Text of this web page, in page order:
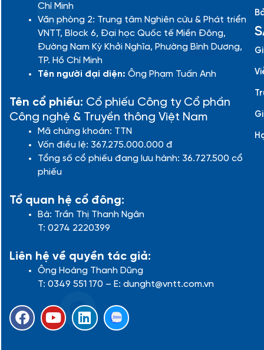
Chí Minh
Văn phòng 2: Trung tâm Nghiên cứu & Phát triển
VNTT, Block 6, Đại học Quốc tế Miền Đông,
Đường Nam Kỳ Khởi Nghĩa, Phường Bình Dương,
TP. Hồ Chí Minh
Tên người đại diện: Ông Phạm Tuấn Anh
Tên cổ phiếu: Cổ phiếu Công ty Cổ phần
Công nghệ & Truyền thông Việt Nam
Mã chứng khoán: TTN
Vốn điều lệ: 367.275.000.000 đ
Tổng số cổ phiếu đang lưu hành: 36.727.500 cổ
phiếu
Tổ quan hệ cổ đông:
Bà: Trần Thị Thanh Ngân
T: 0274 2220399
Liên hệ về quyền tác giả:
Ông Hoàng Thanh Dũng
T: 0349 551 170 – E: dunght@vntt.com.vn
F
a
Y
o
L
i